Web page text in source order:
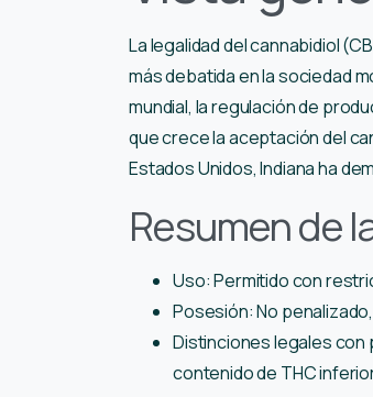
La legalidad del cannabidiol
más debatida en la sociedad
mundial, la regulación de
que crece la aceptación del
Estados Unidos, Indiana ha
Resumen de
Uso: Permitido con
Posesión: No
Distinciones legales
contenido de THC